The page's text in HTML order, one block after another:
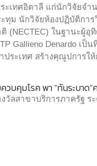
ะเทศอิตาลี แก่นักวิจัยจ
ทุม นักวิจัยห้องปฏิบัติการ
(NECTEC) ในฐานะผู้อุ
Gallieno Denardo เป็
ระเทศ สร้างคุณูปการให้
บคุมโรค พา “ทันระบาด”
วัลสาขาบริการภาครัฐ ร